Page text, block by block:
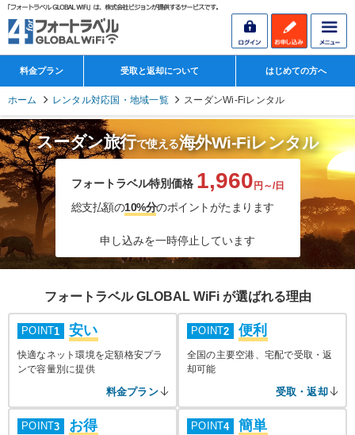
料金プラン 受取と返却について はじめての方へ
ホーム レンタル対応国・地域一覧 スーダンWi-Fiレンタル
スーダン旅行で使える海外Wi-Fiレンタル
フォートラベル特別価格 1,960円～/日
総支払額の10%分のポイントがたまります
申し込みを一時停止しています
フォートラベル GLOBAL WiFi が選ばれる理由
POINT1 安い
快適なネット環境を定額格安プラ
ンで容量別に提供
料金プラン
POINT2 便利
全国の主要空港、宅配で受取・返
却可能
受取・返却
POINT3 お得 POINT4 簡単